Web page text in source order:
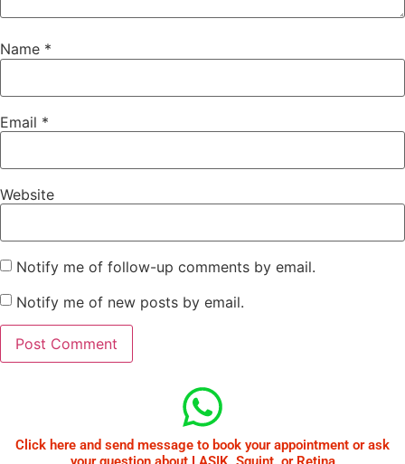
Name *
Email *
Website
Notify me of follow-up comments by email.
Notify me of new posts by email.
Click here and send message to book your appointment or ask